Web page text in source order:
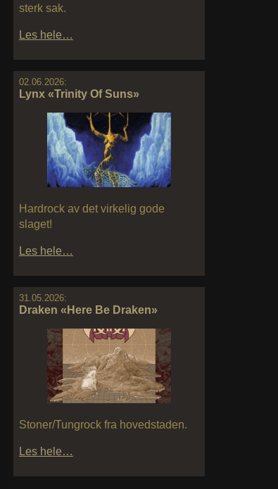
sterk sak.
Les hele…
02.06.2026:
Lynx «Trinity Of Suns»
Hardrock av det virkelig gode
slaget!
Les hele…
31.05.2026:
Draken «Here Be Draken»
Stoner/Tungrock fra hovedstaden.
Les hele…